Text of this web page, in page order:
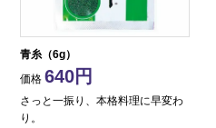
青糸（6g）
価格 640
さっと一振り、本格料理に早変わ
り。